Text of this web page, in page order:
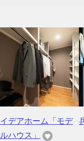
イデアホーム「モデ
ルハウス」